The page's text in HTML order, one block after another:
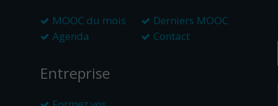
MOOC du mois
Derniers MOOC
Agenda
Contact
Entreprise